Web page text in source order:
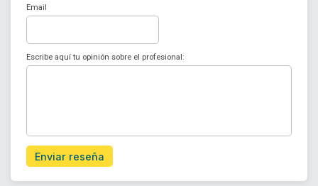
Email
Escribe aquí tu opinión sobre el profesional:
Enviar reseña